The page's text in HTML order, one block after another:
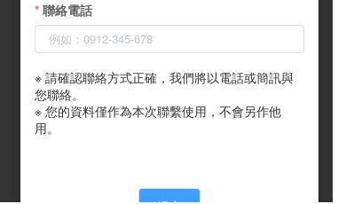
聯絡電話
※ 請確認聯絡方式正確，我們將以電話或簡訊與
您聯絡。
※ 您的資料僅作為本次聯繫使用，不會另作他
用。